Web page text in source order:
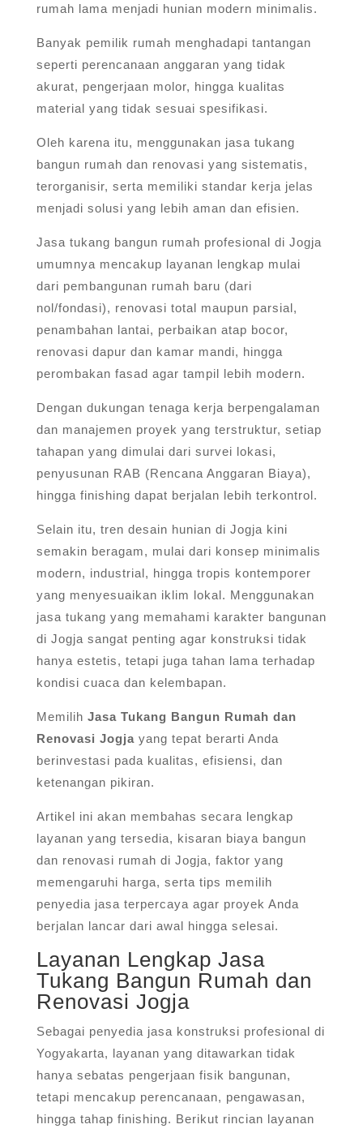
rumah lama menjadi hunian modern minimalis.
Banyak pemilik rumah menghadapi tantangan
seperti perencanaan anggaran yang tidak
akurat, pengerjaan molor, hingga kualitas
material yang tidak sesuai spesifikasi.
Oleh karena itu, menggunakan jasa tukang
bangun rumah dan renovasi yang sistematis,
terorganisir, serta memiliki standar kerja jelas
menjadi solusi yang lebih aman dan efisien.
Jasa tukang bangun rumah profesional di Jogja
umumnya mencakup layanan lengkap mulai
dari pembangunan rumah baru (dari
nol/fondasi), renovasi total maupun parsial,
penambahan lantai, perbaikan atap bocor,
renovasi dapur dan kamar mandi, hingga
perombakan fasad agar tampil lebih modern.
Dengan dukungan tenaga kerja berpengalaman
dan manajemen proyek yang terstruktur, setiap
tahapan yang dimulai dari survei lokasi,
penyusunan RAB (Rencana Anggaran Biaya),
hingga finishing dapat berjalan lebih terkontrol.
Selain itu, tren desain hunian di Jogja kini
semakin beragam, mulai dari konsep minimalis
modern, industrial, hingga tropis kontemporer
yang menyesuaikan iklim lokal. Menggunakan
jasa tukang yang memahami karakter bangunan
di Jogja sangat penting agar konstruksi tidak
hanya estetis, tetapi juga tahan lama terhadap
kondisi cuaca dan kelembapan.
Memilih Jasa Tukang Bangun Rumah dan
Renovasi Jogja yang tepat berarti Anda
berinvestasi pada kualitas, efisiensi, dan
ketenangan pikiran.
Artikel ini akan membahas secara lengkap
layanan yang tersedia, kisaran biaya bangun
dan renovasi rumah di Jogja, faktor yang
memengaruhi harga, serta tips memilih
penyedia jasa terpercaya agar proyek Anda
berjalan lancar dari awal hingga selesai.
Layanan Lengkap Jasa
Tukang Bangun Rumah dan
Renovasi Jogja
Sebagai penyedia jasa konstruksi profesional di
Yogyakarta, layanan yang ditawarkan tidak
hanya sebatas pengerjaan fisik bangunan,
tetapi mencakup perencanaan, pengawasan,
hingga tahap finishing. Berikut rincian layanan